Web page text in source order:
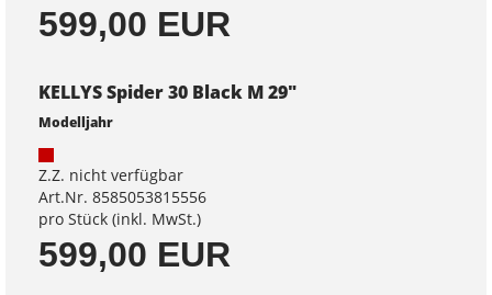
599,00 EUR
KELLYS Spider 30 Black M 29"
Modelljahr
Z.Z. nicht verfügbar
Art.Nr. 8585053815556
pro Stück (inkl. MwSt.)
599,00 EUR